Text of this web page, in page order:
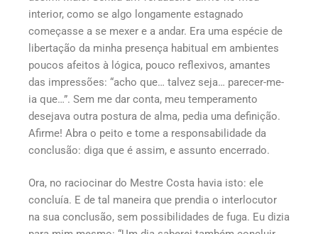
interior, como se algo longamente estagnado
começasse a se mexer e a andar. Era uma espécie de
libertação da minha presença habitual em ambientes
poucos afeitos à lógica, pouco reflexivos, amantes
das impressões: “acho que… talvez seja… parecer-me-
ia que…”. Sem me dar conta, meu temperamento
desejava outra postura de alma, pedia uma definição.
Afirme! Abra o peito e tome a responsabilidade da
conclusão: diga que é assim, e assunto encerrado.
Ora, no raciocinar do Mestre Costa havia isto: ele
concluía. E de tal maneira que prendia o interlocutor
na sua conclusão, sem possibilidades de fuga. Eu dizia